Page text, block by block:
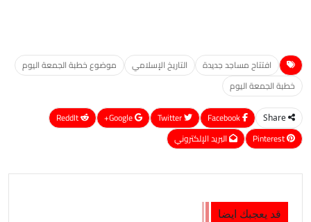
افتتاح مساجد جديدة التاريخ الإسلامي
موضوع خطبة الجمعة اليوم
خطبة الجمعة اليوم
Share
Google+
ReddIt
Pinterest
البريد الإلكتروني
قد يعجبك ايضا